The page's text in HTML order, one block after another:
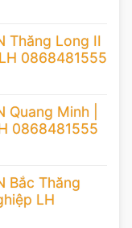
Thăng Long II
0868481555
Quang Minh |
0868481555
Bắc Thăng
LH